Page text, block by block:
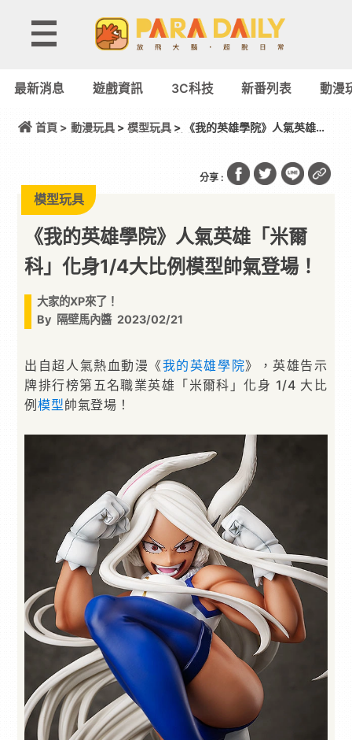
最新消息 遊戲資訊 3C科技 新番列表 動漫
首頁 > 動漫玩具> 模型玩具> 《我的英雄學院》人氣英雄
分享 :
模型玩具
《我的英雄學院》人氣英雄「米爾
科」化身1/4大比例模型帥氣登場！
大家的XP來了！
By 隔壁馬內醬 2023/02/21
出自超人氣熱血動漫《我的英雄學院》，英雄告示
牌排行榜第五名職業英雄「米爾科」化身 1/4 大比
例模型帥氣登場！